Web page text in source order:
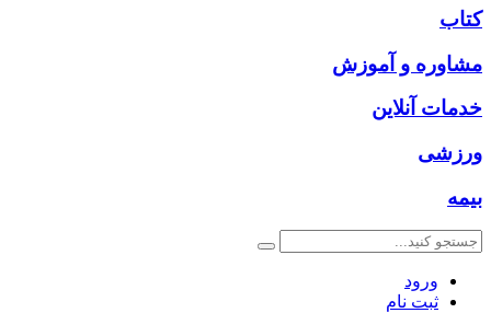
کتاب
مشاوره و آموزش
خدمات آنلاین
ورزشی
بیمه
ورود
ثبت نام